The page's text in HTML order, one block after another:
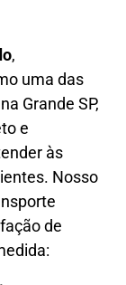
,
uma das
Grande SP,
e
às
Nosso
de